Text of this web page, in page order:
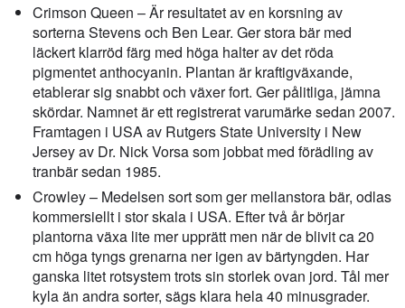
Crimson Queen – Är resultatet av en korsning av
sorterna Stevens och Ben Lear. Ger stora bär med
läckert klarröd färg med höga halter av det röda
pigmentet anthocyanin. Plantan är kraftigväxande,
etablerar sig snabbt och växer fort. Ger pålitliga, jämna
skördar. Namnet är ett registrerat varumärke sedan 2007.
Framtagen i USA av Rutgers State University i New
Jersey av Dr. Nick Vorsa som jobbat med förädling av
tranbär sedan 1985.
Crowley – Medelsen sort som ger mellanstora bär, odlas
kommersiellt i stor skala i USA. Efter två år börjar
plantorna växa lite mer upprätt men när de blivit ca 20
cm höga tyngs grenarna ner igen av bärtyngden. Har
ganska litet rotsystem trots sin storlek ovan jord. Tål mer
kyla än andra sorter, sägs klara hela 40 minusgrader.